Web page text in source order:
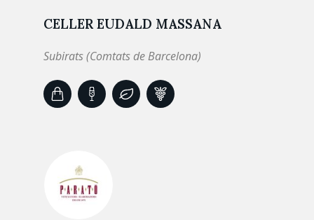
CELLER EUDALD MASSANA
Subirats (Comtats de Barcelona)